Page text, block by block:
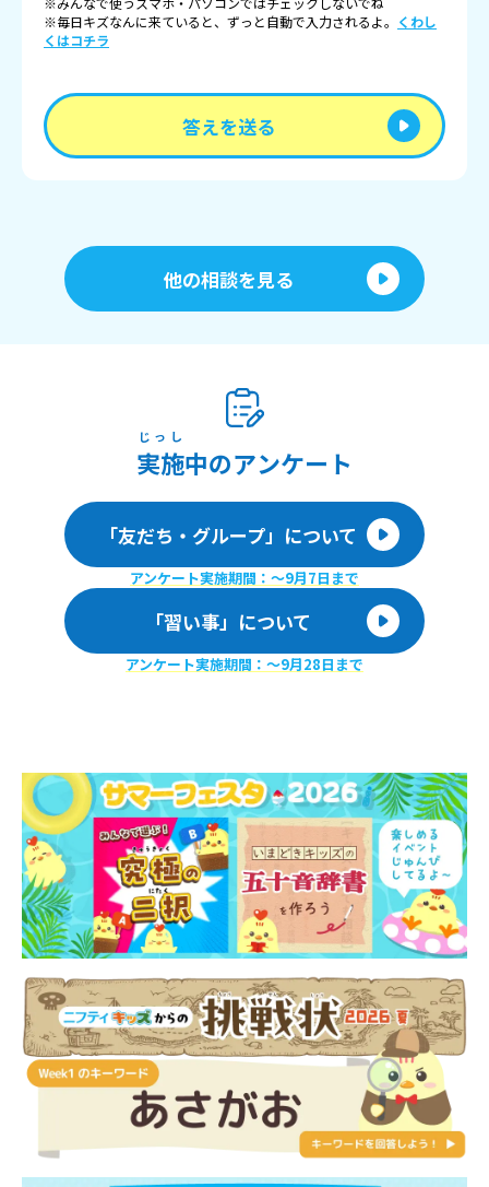
※毎日キズなんに来ていると、ずっと自動で入力されるよ。 くわし
くはコチラ
答えを送る
他の相談を見る
実施
じっし
中のアンケート
「友だち・グループ」について
アンケート実施期間：〜9月7日まで
「習い事」について
アンケート実施期間：〜9月28日まで